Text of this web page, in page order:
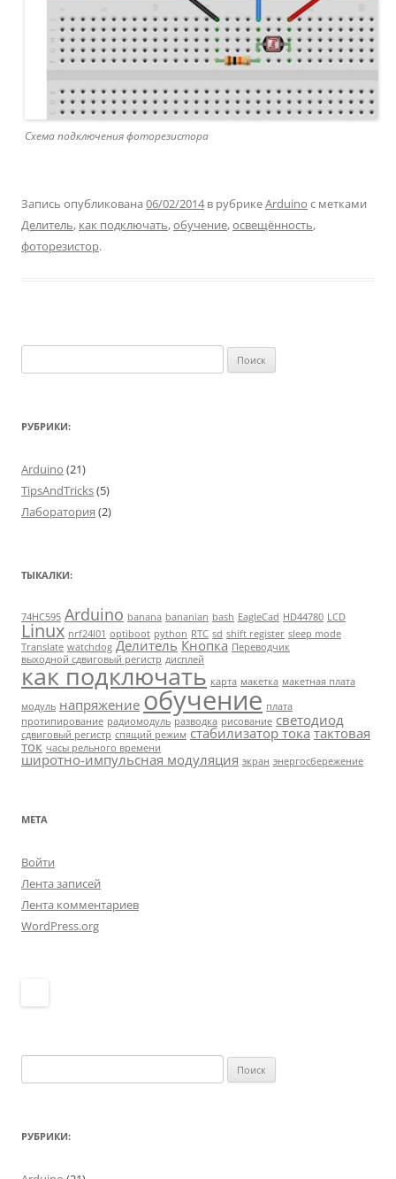
Схема подключения фоторезистора
Запись опубликована 06/02/2014в рубрикеArduino с метками
Делитель, как подключать,обучение,освещённость,
фоторезистор.
РУБРИКИ:
Arduino (21)
TipsAndTricks(5)
Лаборатория (2)
ТЫКАЛКИ:
74HC595 Arduino banana bananian bash EagleCad HD44780 LCD
Linux nrf24l01 optiboot python RTC sd shift register sleep mode
Translate watchdog Делитель Кнопка Переводчик
выходной сдвиговый регистр дисплей
как подключать карта макетка макетная плата
модуль напряжение обучение плата
протипирование радиомодуль разводка рисование светодиод
сдвиговый регистр спящий режим стабилизатор тока тактовая
ток часы рельного времени
широтно-импульсная модуляция экран энергосбережение
МЕТА
Войти
Лента записей
Лента комментариев
WordPress.org
РУБРИКИ: